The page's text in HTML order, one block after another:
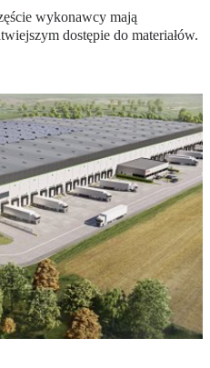
wykonawcy mają
dostępie do materiałów.